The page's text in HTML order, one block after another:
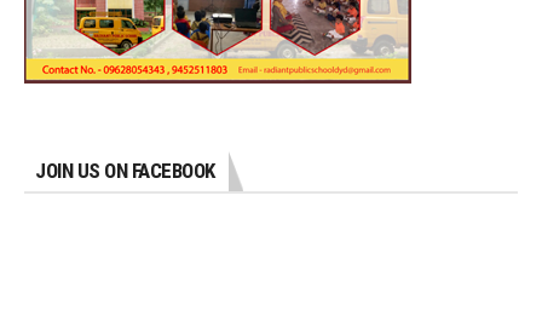
JOIN US ON FACEBOOK